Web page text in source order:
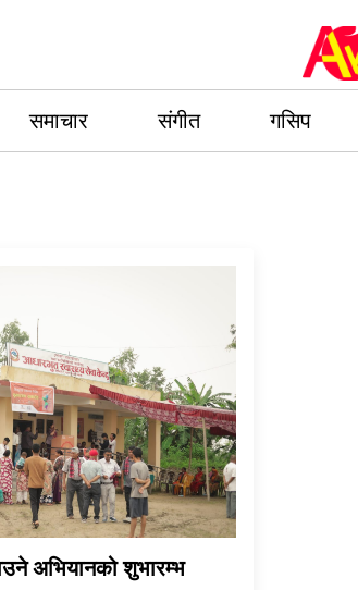
समाचार संगीत गसिप
अभियानको शुभारम्भ